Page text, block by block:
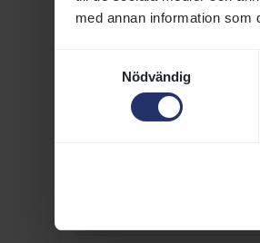
med annan information som
Nödvändig
Vikt: Aktuellt handicaptal 3-åriga
ZIDANE
MONTAUK (IRE)